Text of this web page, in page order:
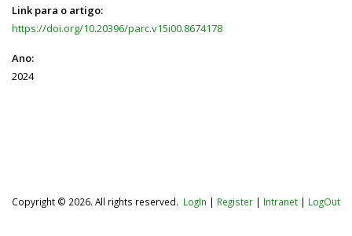
Link para o artigo:
https://doi.org/10.20396/parc.v15i00.8674178
Ano:
2024
Copyright © 2026. All rights reserved. LogIn | Register | Intranet | LogOut